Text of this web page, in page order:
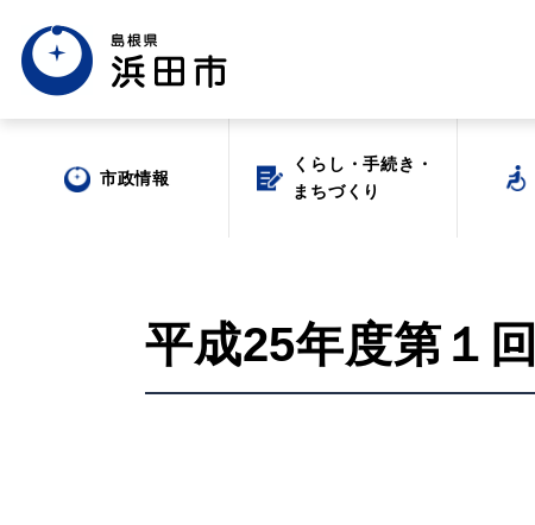
市政情報
くらし・手続き・
まちづくり
市政情報
くらし・手続き・
まちづくり
平成25年度第１